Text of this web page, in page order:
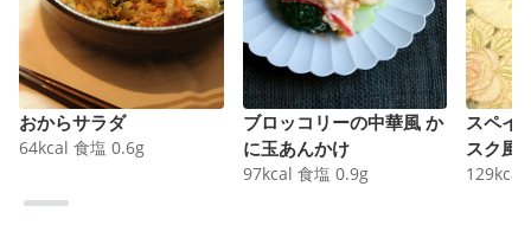
おからサラダ
64kcal 食塩 0.6g
ブロッコリーの中華風 か
に玉あんかけ
97kcal 食塩 0.9g
スペイ
スク風
129kcal